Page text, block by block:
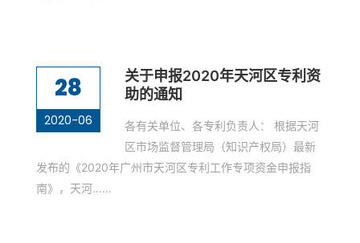
28
2020-06
关于申报2020年天河区专利资
助的通知
各有关单位、各专利负责人： 根据天河
区市场监督管理局（知识产权局）最新
发布的《2020年广州市天河区专利工作专项资金申报指
南》，天河……